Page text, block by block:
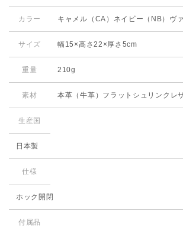
カラー キャメル（CA）ネイビー（NB）ヴ
サイズ 幅15×高さ22×厚さ5cm
重量 210g
素材 本革（牛革） フラットシュリンクレ
生産国
日本製
仕様
ホック開閉
付属品